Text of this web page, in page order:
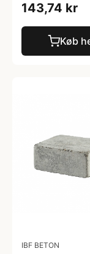
143,74 kr
Køb
IBF BETON